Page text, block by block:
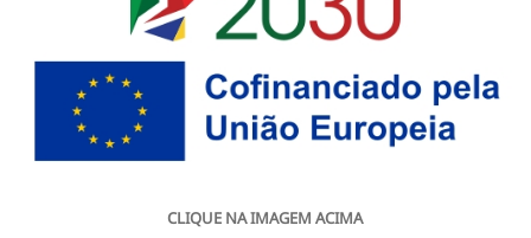
CLIQUE NA IMAGEM ACIMA